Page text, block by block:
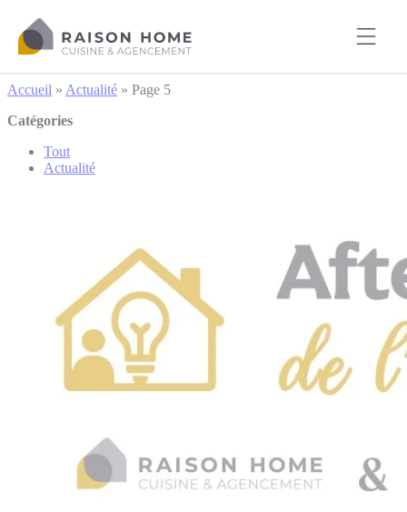
Accueil » Actualité » Page 5
Catégories
Tout
Actualité